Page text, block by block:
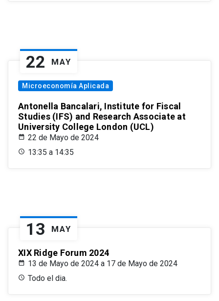
22 MAY
Microeconomía Aplicada
Antonella Bancalari, Institute for Fiscal
Studies (IFS) and Research Associate at
University College London (UCL)
22 de Mayo de 2024
13:35 a 14:35
13 MAY
XIX Ridge Forum 2024
13 de Mayo de 2024 a 17 de Mayo de 2024
Todo el dia.